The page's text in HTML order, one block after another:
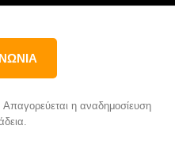
Απαγορεύεται η αναδημοσίευση